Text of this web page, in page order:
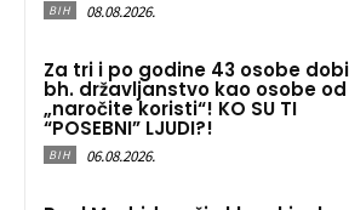
BIH 08.08.2026.
Za tri i po godine 43 osobe
bh. državljanstvo kao osobe od
„naročite koristi“! KO SU TI
“POSEBNI” LJUDI?!
BIH 06.08.2026.